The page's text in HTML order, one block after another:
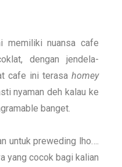
memiliki nuansa cafe
dengan jendela-
cafe ini terasa homey
nyaman deh kalau ke
banget.
untuk preweding lho….
yang cocok bagi kalian